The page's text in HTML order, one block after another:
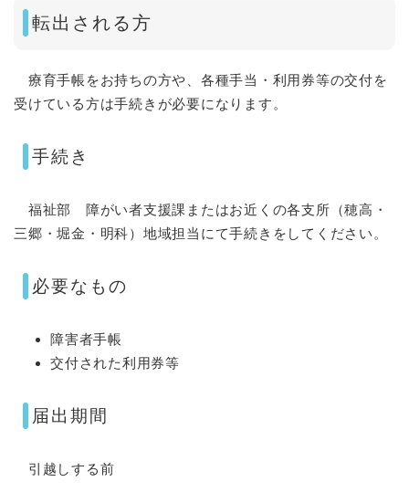
転出される方
療育手帳をお持ちの方や、各種手当・利用券等の交付を
受けている方は手続きが必要になります。
手続き
福祉部 障がい者支援課またはお近くの各支所（穂高・
三郷・堀金・明科）地域担当にて手続きをしてください。
必要なもの
障害者手帳
交付された利用券等
届出期間
引越しする前